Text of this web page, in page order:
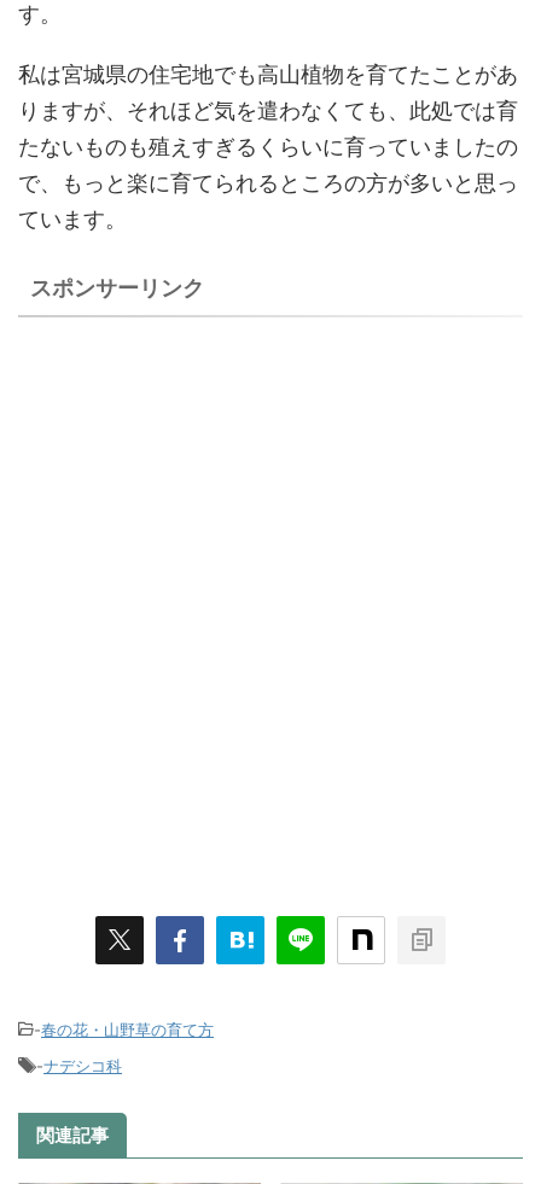
す。
私は宮城県の住宅地でも高山植物を育てたことがあ
りますが、それほど気を遣わなくても、此処では育
たないものも殖えすぎるくらいに育っていましたの
で、もっと楽に育てられるところの方が多いと思っ
ています。
スポンサーリンク
-春の花・山野草の育て方
-ナデシコ科
関連記事